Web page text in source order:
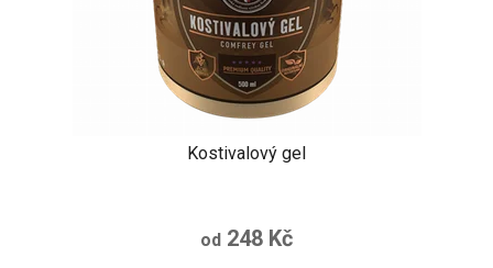
Kostivalový gel
od 248 Kč